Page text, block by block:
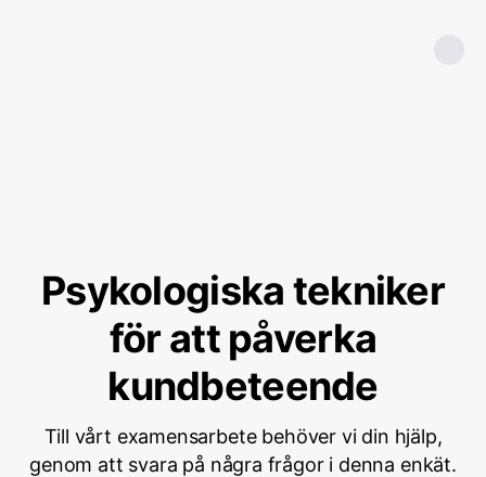
Psykologiska tekniker
för att påverka
kundbeteende
Till vårt examensarbete behöver vi din hjälp,
genom att svara på några frågor i denna enkät.